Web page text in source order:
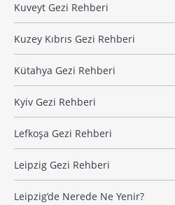
Kuveyt Gezi Rehberi
Kuzey Kıbrıs Gezi Rehberi
Kütahya Gezi Rehberi
Kyiv Gezi Rehberi
Lefkoşa Gezi Rehberi
Leipzig Gezi Rehberi
Leipzig’de Nerede Ne Yenir?